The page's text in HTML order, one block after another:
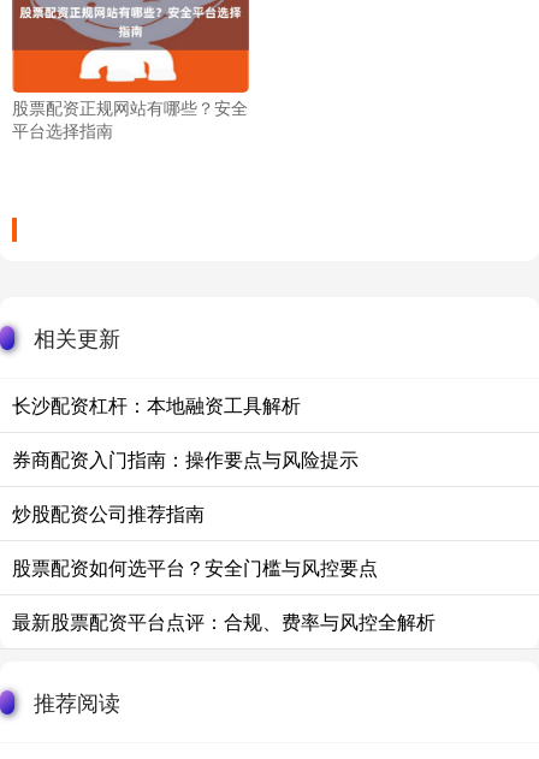
股票配资正规网站有哪些？安全
平台选择指南
相关更新
长沙配资杠杆：本地融资工具解析
券商配资入门指南：操作要点与风险提示
炒股配资公司推荐指南
股票配资如何选平台？安全门槛与风控要点
最新股票配资平台点评：合规、费率与风控全解析
推荐阅读